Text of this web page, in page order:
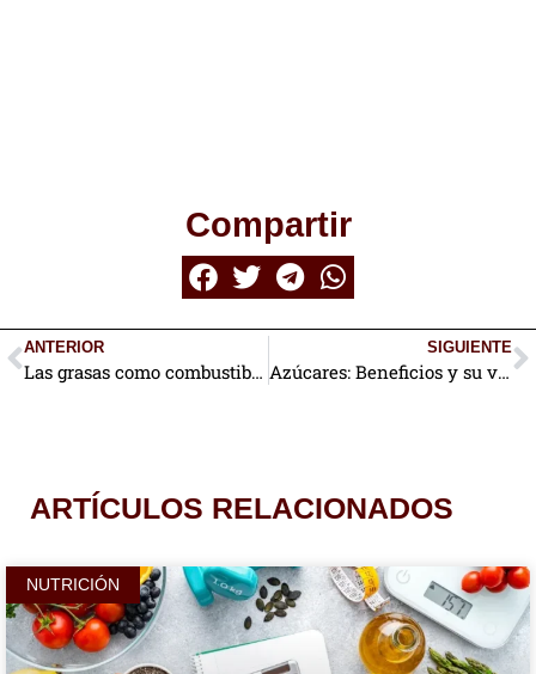
Compartir
ANTERIOR
Las grasas como combustible para el organismo
SIGUIENTE
Azúcares: Beneficios y su valor nutricional
ARTÍCULOS RELACIONADOS
NUTRICIÓN